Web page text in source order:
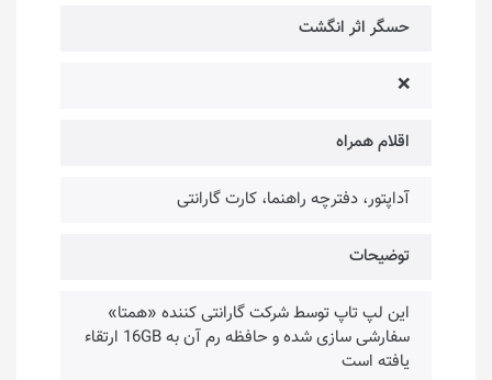
حسگر اثر انگشت
❌
اقلام همراه
آداپتور، دفترچه راهنما، کارت گارانتی
توضیحات
این لپ تاپ توسط شرکت گارانتی کننده «همتا»
سفارشی سازی شده و حافظه رم آن به 16GB ارتقاء
یافته است